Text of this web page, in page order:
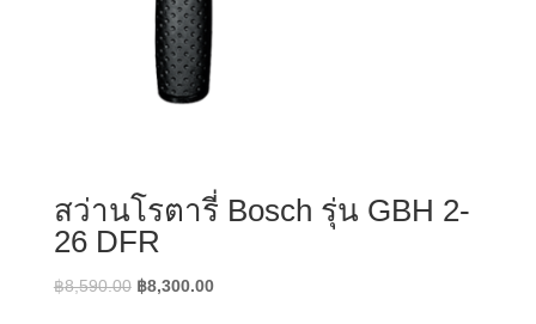
สว่านโรตารี่ Bosch รุ่น GBH 2-
26 DFR
฿8,590.00 Original
฿8,300.00Current